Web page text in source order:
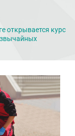
открывается курс